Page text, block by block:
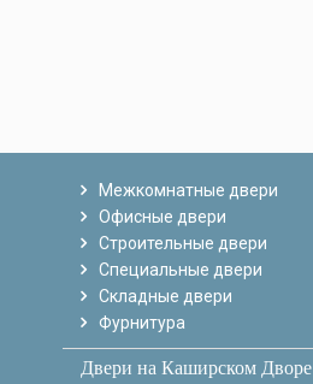
Межкомнатные двери
Офисные двери
Строительные двери
Специальные двери
Складные двери
Фурнитура
Двери на Каширском Дворе